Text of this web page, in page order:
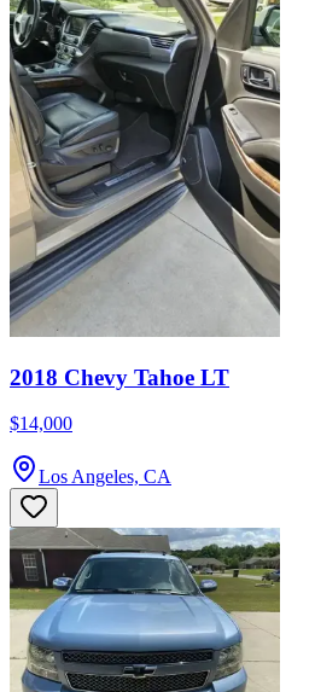
2018 Chevy Tahoe LT
$14,000
Los Angeles, CA